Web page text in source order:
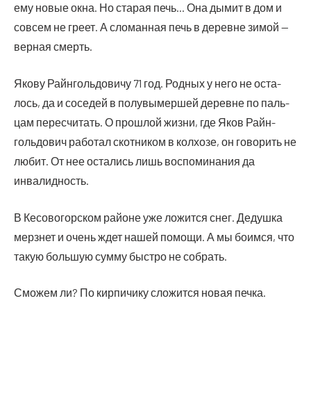
ему новые окна. Но ста­рая печь… Она дымит в дом и
совсем не гре­ет. А сло­ман­ная печь в деревне зимой —
вер­ная смерть.
Яко­ву Райн­голь­до­ви­чу 71 год. Род­ных у него не оста­
лось, да и сосе­дей в полу­вы­мер­шей деревне по паль­
цам пере­счи­тать. О про­шлой жиз­ни, где Яков Райн­
голь­до­вич рабо­тал скот­ни­ком в кол­хо­зе, он гово­рить не
любит. От нее оста­лись лишь вос­по­ми­на­ния да
инвалидность.
В Кесо­во­гор­ском рай­оне уже ложит­ся снег. Дедуш­ка
мерз­нет и очень ждет нашей помо­щи. А мы боим­ся, что
такую боль­шую сум­му быст­ро не собрать.
Смо­жем ли? По кир­пи­чи­ку сло­жит­ся новая печка.